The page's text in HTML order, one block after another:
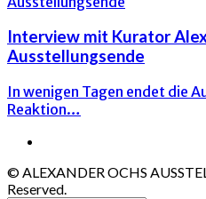
Interview mit Kurator
Ausstellungsende
In wenigen Tagen endet die
Reaktion…
© ALEXANDER OCHS
Reserved.